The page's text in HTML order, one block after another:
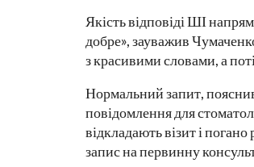
Якість відповіді ШІ
добре», зауважив
з красивими словами, а
Нормальний запит,
повідомлення для
відкладають візит і
запис на первинну